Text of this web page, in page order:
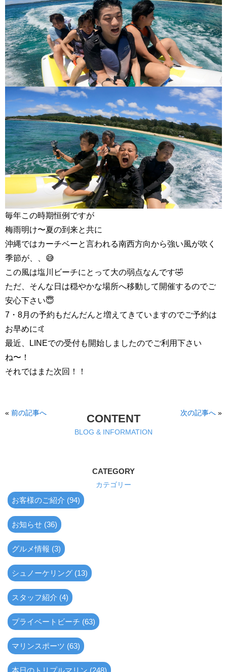
毎年この時期恒例ですが
梅雨明け〜夏の到来と共に
沖縄ではカーチベーと言われる南西方向から強い風が吹く
季節が、、😅
この風は塩川ビーチにとって大の弱点なんです🤣
ただ、そんな日は穏やかな場所へ移動して開催するのでご
安心下さい😇
7・8月の予約もだんだんと増えてきていますのでご予約は
お早めに🤙
最近、LINEでの受付も開始しましたのでご利用下さい
ね〜！
それではまた次回！！
« 前の記事へ 次の記事へ »
CONTENT
BLOG & INFORMATION
CATEGORY
カテゴリー
お客様のご紹介 (94)
お知らせ (36)
グルメ情報 (3)
シュノーケリング (13)
スタッフ紹介 (4)
プライベートビーチ (63)
マリンスポーツ (63)
本日のトリプルマリン (248)